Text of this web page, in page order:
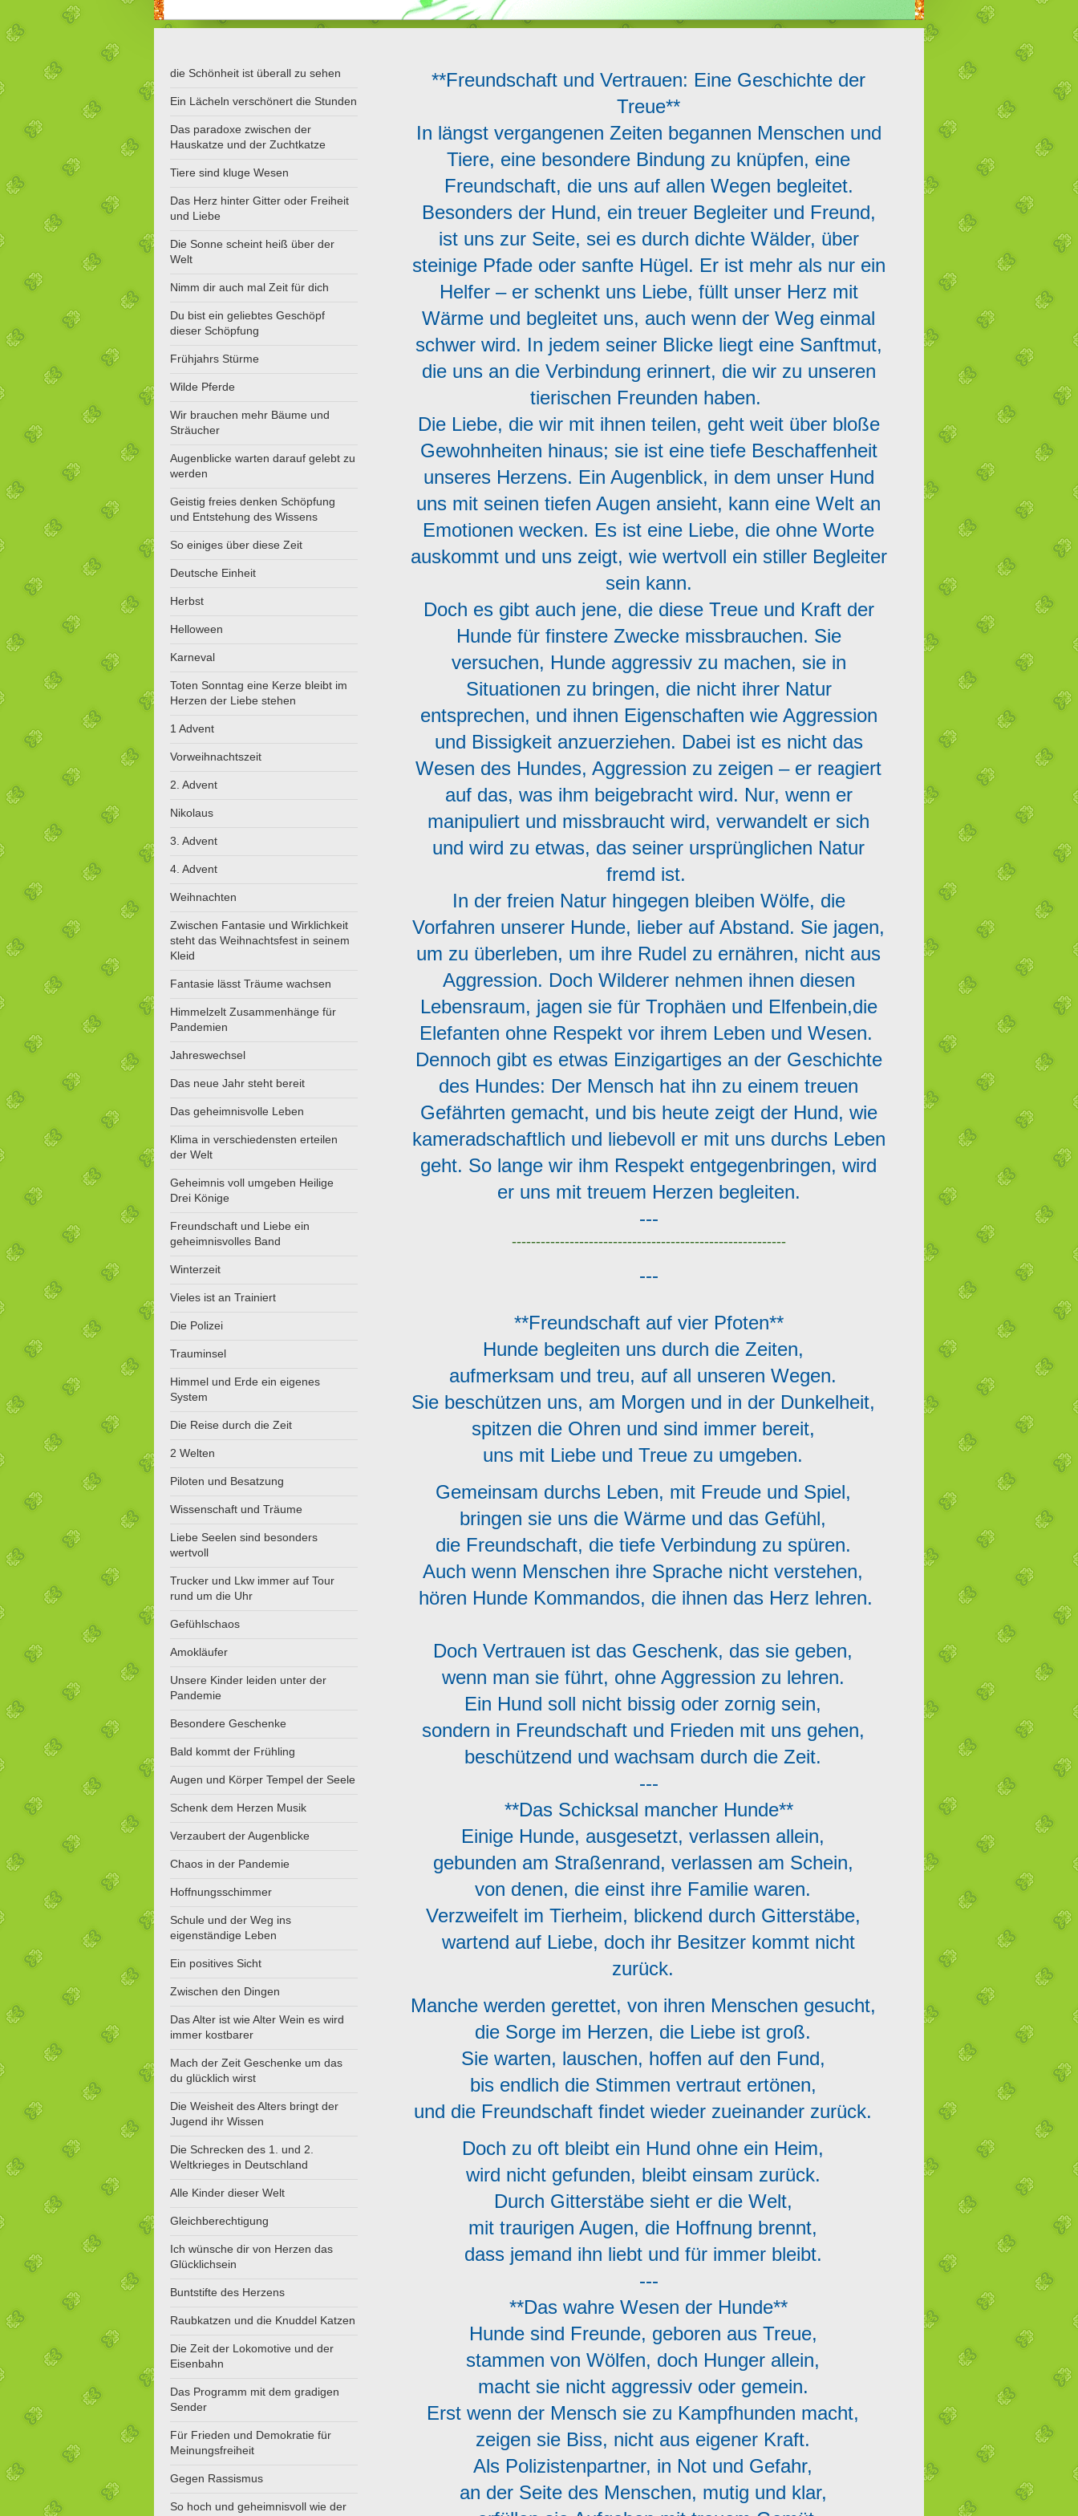
**Freundschaft und Vertrauen: Eine Geschichte der
Treue**
In längst vergangenen Zeiten begannen Menschen und
Tiere, eine besondere Bindung zu knüpfen, eine
Freundschaft, die uns auf allen Wegen begleitet.
Besonders der Hund, ein treuer Begleiter und Freund,
ist uns zur Seite, sei es durch dichte Wälder, über
steinige Pfade oder sanfte Hügel. Er ist mehr als nur ein
Helfer – er schenkt uns Liebe, füllt unser Herz mit
Wärme und begleitet uns, auch wenn der Weg einmal
schwer wird. In jedem seiner Blicke liegt eine Sanftmut,
die uns an die Verbindung erinnert, die wir zu unseren
tierischen Freunden haben.
Die Liebe, die wir mit ihnen teilen, geht weit über bloße
Gewohnheiten hinaus; sie ist eine tiefe Beschaffenheit
unseres Herzens. Ein Augenblick, in dem unser Hund
uns mit seinen tiefen Augen ansieht, kann eine Welt an
Emotionen wecken. Es ist eine Liebe, die ohne Worte
auskommt und uns zeigt, wie wertvoll ein stiller Begleiter
sein kann.
Doch es gibt auch jene, die diese Treue und Kraft der
Hunde für finstere Zwecke missbrauchen. Sie
versuchen, Hunde aggressiv zu machen, sie in
Situationen zu bringen, die nicht ihrer Natur
entsprechen, und ihnen Eigenschaften wie Aggression
und Bissigkeit anzuerziehen. Dabei ist es nicht das
Wesen des Hundes, Aggression zu zeigen – er reagiert
auf das, was ihm beigebracht wird. Nur, wenn er
manipuliert und missbraucht wird, verwandelt er sich
und wird zu etwas, das seiner ursprünglichen Natur
fremd ist.
In der freien Natur hingegen bleiben Wölfe, die
Vorfahren unserer Hunde, lieber auf Abstand. Sie jagen,
um zu überleben, um ihre Rudel zu ernähren, nicht aus
Aggression. Doch Wilderer nehmen ihnen diesen
Lebensraum, jagen sie für Trophäen und Elfenbein,die
Elefanten ohne Respekt vor ihrem Leben und Wesen.
Dennoch gibt es etwas Einzigartiges an der Geschichte
des Hundes: Der Mensch hat ihn zu einem treuen
Gefährten gemacht, und bis heute zeigt der Hund, wie
kameradschaftlich und liebevoll er mit uns durchs Leben
geht. So lange wir ihm Respekt entgegenbringen, wird
er uns mit treuem Herzen begleiten.
---
---------------------------------------------------------
---
**Freundschaft auf vier Pfoten**
Hunde begleiten uns durch die Zeiten,
aufmerksam und treu, auf all unseren Wegen.
Sie beschützen uns, am Morgen und in der Dunkelheit,
spitzen die Ohren und sind immer bereit,
uns mit Liebe und Treue zu umgeben.
Gemeinsam durchs Leben, mit Freude und Spiel,
bringen sie uns die Wärme und das Gefühl,
die Freundschaft, die tiefe Verbindung zu spüren.
Auch wenn Menschen ihre Sprache nicht verstehen,
hören Hunde Kommandos, die ihnen das Herz lehren.
Doch Vertrauen ist das Geschenk, das sie geben,
wenn man sie führt, ohne Aggression zu lehren.
Ein Hund soll nicht bissig oder zornig sein,
sondern in Freundschaft und Frieden mit uns gehen,
beschützend und wachsam durch die Zeit.
---
**Das Schicksal mancher Hunde**
Einige Hunde, ausgesetzt, verlassen allein,
gebunden am Straßenrand, verlassen am Schein,
von denen, die einst ihre Familie waren.
Verzweifelt im Tierheim, blickend durch Gitterstäbe,
wartend auf Liebe, doch ihr Besitzer kommt nicht
zurück.
Manche werden gerettet, von ihren Menschen gesucht,
die Sorge im Herzen, die Liebe ist groß.
Sie warten, lauschen, hoffen auf den Fund,
bis endlich die Stimmen vertraut ertönen,
und die Freundschaft findet wieder zueinander zurück.
Doch zu oft bleibt ein Hund ohne ein Heim,
wird nicht gefunden, bleibt einsam zurück.
Durch Gitterstäbe sieht er die Welt,
mit traurigen Augen, die Hoffnung brennt,
dass jemand ihn liebt und für immer bleibt.
---
**Das wahre Wesen der Hunde**
Hunde sind Freunde, geboren aus Treue,
stammen von Wölfen, doch Hunger allein,
macht sie nicht aggressiv oder gemein.
Erst wenn der Mensch sie zu Kampfhunden macht,
zeigen sie Biss, nicht aus eigener Kraft.
Als Polizistenpartner, in Not und Gefahr,
an der Seite des Menschen, mutig und klar,
die Schönheit ist überall zu sehen
Ein Lächeln verschönert die Stunden
Das paradoxe zwischen der
Hauskatze und der Zuchtkatze
Tiere sind kluge Wesen
Das Herz hinter Gitter oder Freiheit
und Liebe
Die Sonne scheint heiß über der
Welt
Nimm dir auch mal Zeit für dich
Du bist ein geliebtes Geschöpf
dieser Schöpfung
Frühjahrs Stürme
Wilde Pferde
Wir brauchen mehr Bäume und
Sträucher
Augenblicke warten darauf gelebt zu
werden
Geistig freies denken Schöpfung
und Entstehung des Wissens
So einiges über diese Zeit
Deutsche Einheit
Herbst
Helloween
Karneval
Toten Sonntag eine Kerze bleibt im
Herzen der Liebe stehen
1 Advent
Vorweihnachtszeit
2. Advent
Nikolaus
3. Advent
4. Advent
Weihnachten
Zwischen Fantasie und Wirklichkeit
steht das Weihnachtsfest in seinem
Kleid
Fantasie lässt Träume wachsen
Himmelzelt Zusammenhänge für
Pandemien
Jahreswechsel
Das neue Jahr steht bereit
Das geheimnisvolle Leben
Klima in verschiedensten erteilen
der Welt
Geheimnis voll umgeben Heilige
Drei Könige
Freundschaft und Liebe ein
geheimnisvolles Band
Winterzeit
Vieles ist an Trainiert
Die Polizei
Trauminsel
Himmel und Erde ein eigenes
System
Die Reise durch die Zeit
2 Welten
Piloten und Besatzung
Wissenschaft und Träume
Liebe Seelen sind besonders
wertvoll
Trucker und Lkw immer auf Tour
rund um die Uhr
Gefühlschaos
Amokläufer
Unsere Kinder leiden unter der
Pandemie
Besondere Geschenke
Bald kommt der Frühling
Augen und Körper Tempel der Seele
Schenk dem Herzen Musik
Verzaubert der Augenblicke
Chaos in der Pandemie
Hoffnungsschimmer
Schule und der Weg ins
eigenständige Leben
Ein positives Sicht
Zwischen den Dingen
Das Alter ist wie Alter Wein es wird
immer kostbarer
Mach der Zeit Geschenke um das
du glücklich wirst
Die Weisheit des Alters bringt der
Jugend ihr Wissen
Die Schrecken des 1. und 2.
Weltkrieges in Deutschland
Alle Kinder dieser Welt
Gleichberechtigung
Ich wünsche dir von Herzen das
Glücklichsein
Buntstifte des Herzens
Raubkatzen und die Knuddel Katzen
Die Zeit der Lokomotive und der
Eisenbahn
Das Programm mit dem gradigen
Sender
Für Frieden und Demokratie für
Meinungsfreiheit
Gegen Rassismus
So hoch und geheimnisvoll wie der